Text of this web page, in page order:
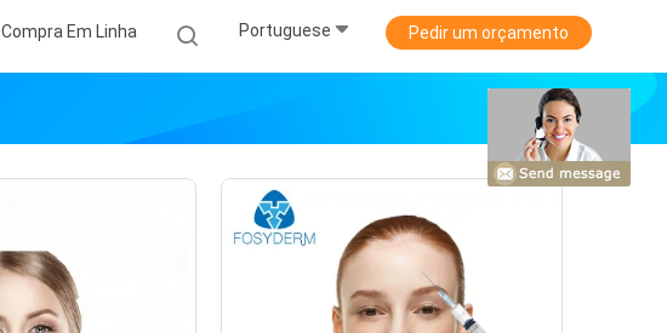
Compra Em Linha Portuguese Pedir um orçamento